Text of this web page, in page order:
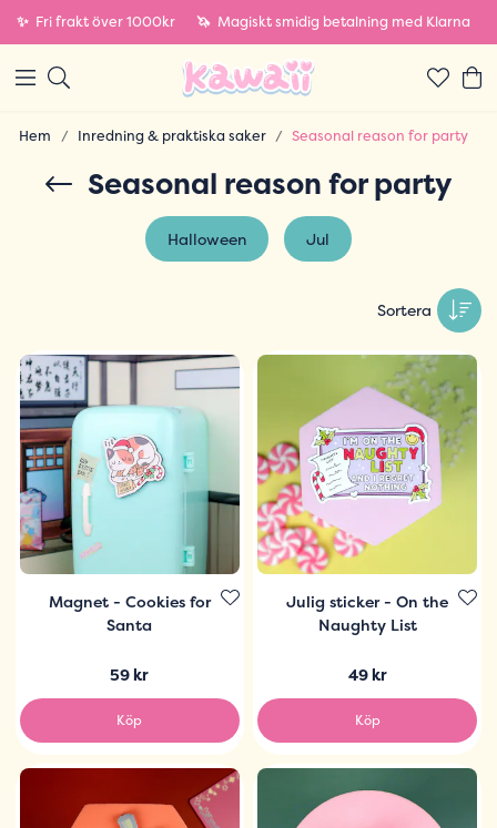
✨ Fri frakt över 1000kr 🦄 Magiskt smidig betalning med Klarna
Hem Inredning & praktiska saker Seasonal reason for party
Seasonal reason for party
Halloween Jul
Sortera
Magnet - Cookies for
Santa
59 kr
Köp
Julig sticker - On the
Naughty List
49 kr
Köp